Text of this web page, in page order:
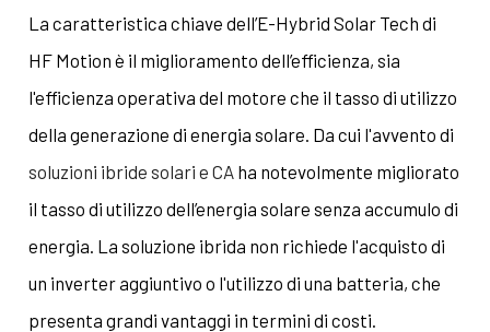
La caratteristica chiave dell’E-Hybrid Solar Tech di
HF Motion è il miglioramento dell’efficienza, sia
l'efficienza operativa del motore che il tasso di utilizzo
della generazione di energia solare. Da cui l'avvento di
soluzioni ibride solari e CA ha notevolmente migliorato
il tasso di utilizzo dell’energia solare senza accumulo di
energia. La soluzione ibrida non richiede l'acquisto di
un inverter aggiuntivo o l'utilizzo di una batteria, che
presenta grandi vantaggi in termini di costi.